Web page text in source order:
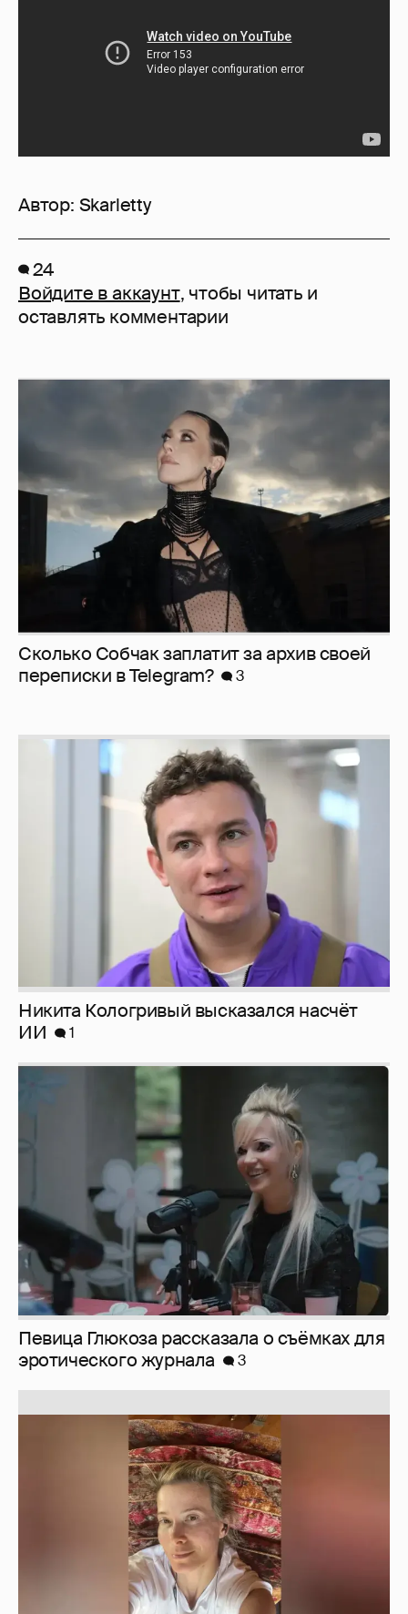
Автор: Skarletty
24
Войдите в аккаунт, чтобы читать и
оставлять комментарии
Сколько Собчак заплатит за архив своей
перeписки в Telegram?
3
Никита Кологривый высказался насчёт
ИИ
1
Певица Глюкоза рассказала о съёмках для
эротического журнала
3